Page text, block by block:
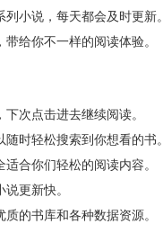
小说，每天都会及时更新。
给你不一样的阅读体验。
次点击进去继续阅读。
时轻松搜索到你想看的书。
合你们轻松的阅读内容。
更新快。
的书库和各种数据资源。